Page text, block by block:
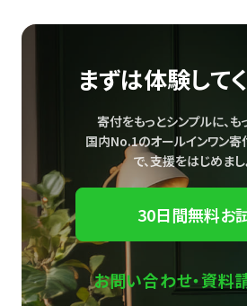
まずは体験して
寄付をもっとシンプルに、も
国内No.1のオールインワン寄
で、支援をはじめまし
30日間無料お
お問い合わせ・資料